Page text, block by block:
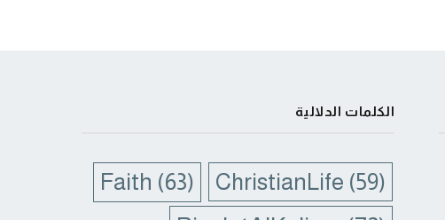
الكلمات الدلالية
ChristianLife (59)
Faith (63)